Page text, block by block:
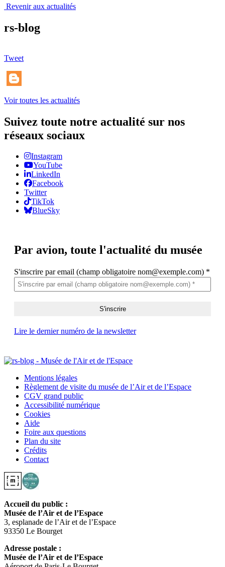
Revenir aux actualités
rs-blog
Tweet
Voir toutes les actualités
Suivez toute notre actualité sur nos
réseaux sociaux
Instagram
YouTube
LinkedIn
Facebook
Twitter
TikTok
BlueSky
Par avion, toute l'actualité du musée
S'inscrire par email (champ obligatoire nom@exemple.com) *
Lire le dernier numéro de la newsletter
Mentions légales
Règlement de visite du musée de l’Air et de l’Espace
CGV grand public
Accessibilité numérique
Cookies
Aide
Foire aux questions
Plan du site
Crédits
Contact
Accueil du public :
Musée de l’Air et de l’Espace
3, esplanade de l’Air et de l’Espace
93350 Le Bourget
Adresse postale :
Musée de l’Air et de l’Espace